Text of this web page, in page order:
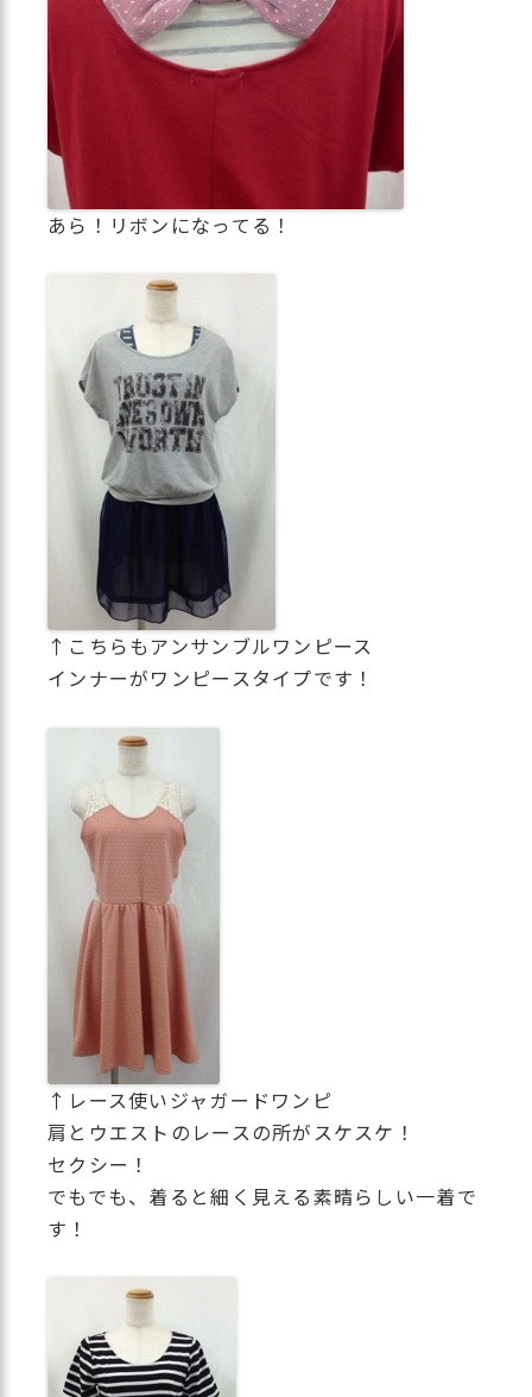
あら！リボンになってる！
↑こちらもアンサンブルワンピース
インナーがワンピースタイプです！
↑レース使いジャガードワンピ
肩とウエストのレースの所がスケスケ！
セクシー！
でもでも、着ると細く見える素晴らしい一着で
す！